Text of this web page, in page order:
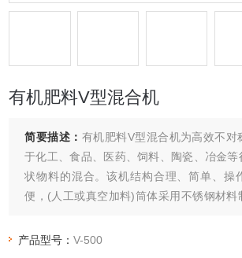
有机肥料V型混合机
简要描述： 有机肥料V型混合机为高效不对
于化工、食品、医药、饲料、陶瓷、冶金
状物料的混合。该机结构合理、简单、操
便，(人工或真空加料)筒体采用不锈钢材料
产品型号：V-500